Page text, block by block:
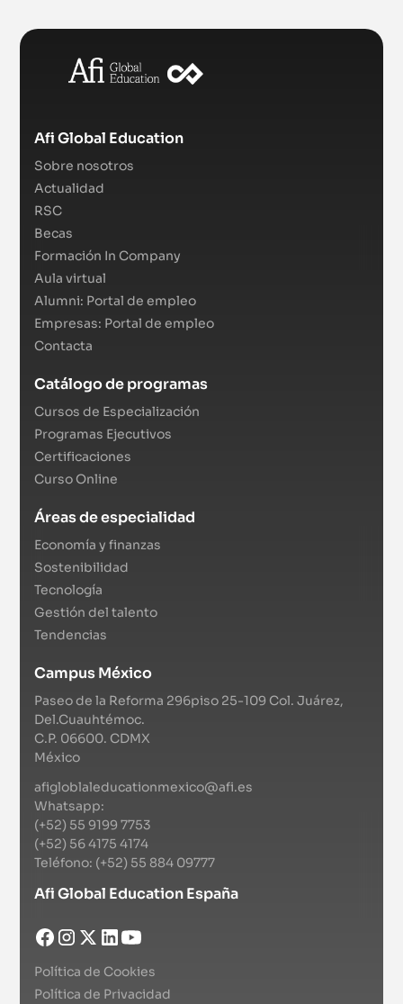
Afi Global Education
Sobre nosotros
Actualidad
RSC
Becas
Formación In Company
Aula virtual
Alumni: Portal de empleo
Empresas: Portal de empleo
Contacta
Catálogo de programas
Cursos de Especialización
Programas Ejecutivos
Certificaciones
Curso Online
Áreas de especialidad
Economía y finanzas
Sostenibilidad
Tecnología
Gestión del talento
Tendencias
Campus México
Paseo de la Reforma 296piso 25-109 Col. Juárez,
Del.Cuauhtémoc.
C.P. 06600. CDMX
México
afigloblaleducationmexico@afi.es
Whatsapp:
(+52) 55 9199 7753
(+52) 56 4175 4174
Teléfono: (+52) 55 884 09777
Afi Global Education España
Política de Cookies
Política de Privacidad